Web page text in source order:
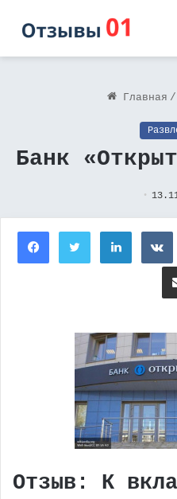
Главная /
Банк
FacebookTwitterLinkedIn
Отзыв: ​К